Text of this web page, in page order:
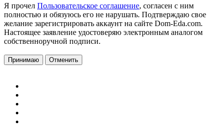
Я прочел Пользовательское соглашение, согласен с ним
полностью и обязуюсь его не нарушать. Подтверждаю свое
желание зарегистрировать аккаунт на сайте Dom-Eda.com.
Настоящее заявление удостоверяю электронным аналогом
собственноручной подписи.
Принимаю Отменить